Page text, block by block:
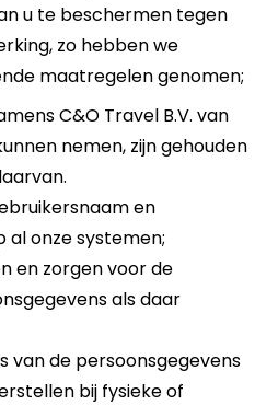
u te beschermen tegen
zo hebben we
maatregelen genomen;
C&O Travel B.V. van
nemen, zijn gehouden
en
onze systemen;
en zorgen voor de
als daar
van de persoonsgegevens
bij fysieke of